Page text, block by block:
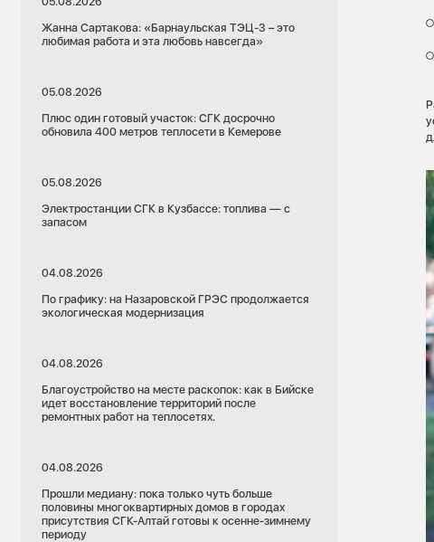
Жанна Сартакова: «Барнаульская ТЭЦ-3 – это
любимая работа и эта любовь навсегда»
05.08.2026
Плюс один готовый участок: СГК досрочно
обновила 400 метров теплосети в Кемерове
05.08.2026
Электростанции СГК в Кузбассе: топлива — с
запасом
04.08.2026
По графику: на Назаровской ГРЭС продолжается
экологическая модернизация
04.08.2026
Благоустройство на месте раскопок: как в Бийске
идет восстановление территорий после
ремонтных работ на теплосетях.
04.08.2026
Прошли медиану: пока только чуть больше
половины многоквартирных домов в городах
присутствия СГК-Алтай готовы к осенне-зимнему
периоду